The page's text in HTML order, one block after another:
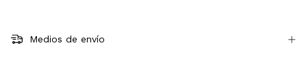
Medios de envío